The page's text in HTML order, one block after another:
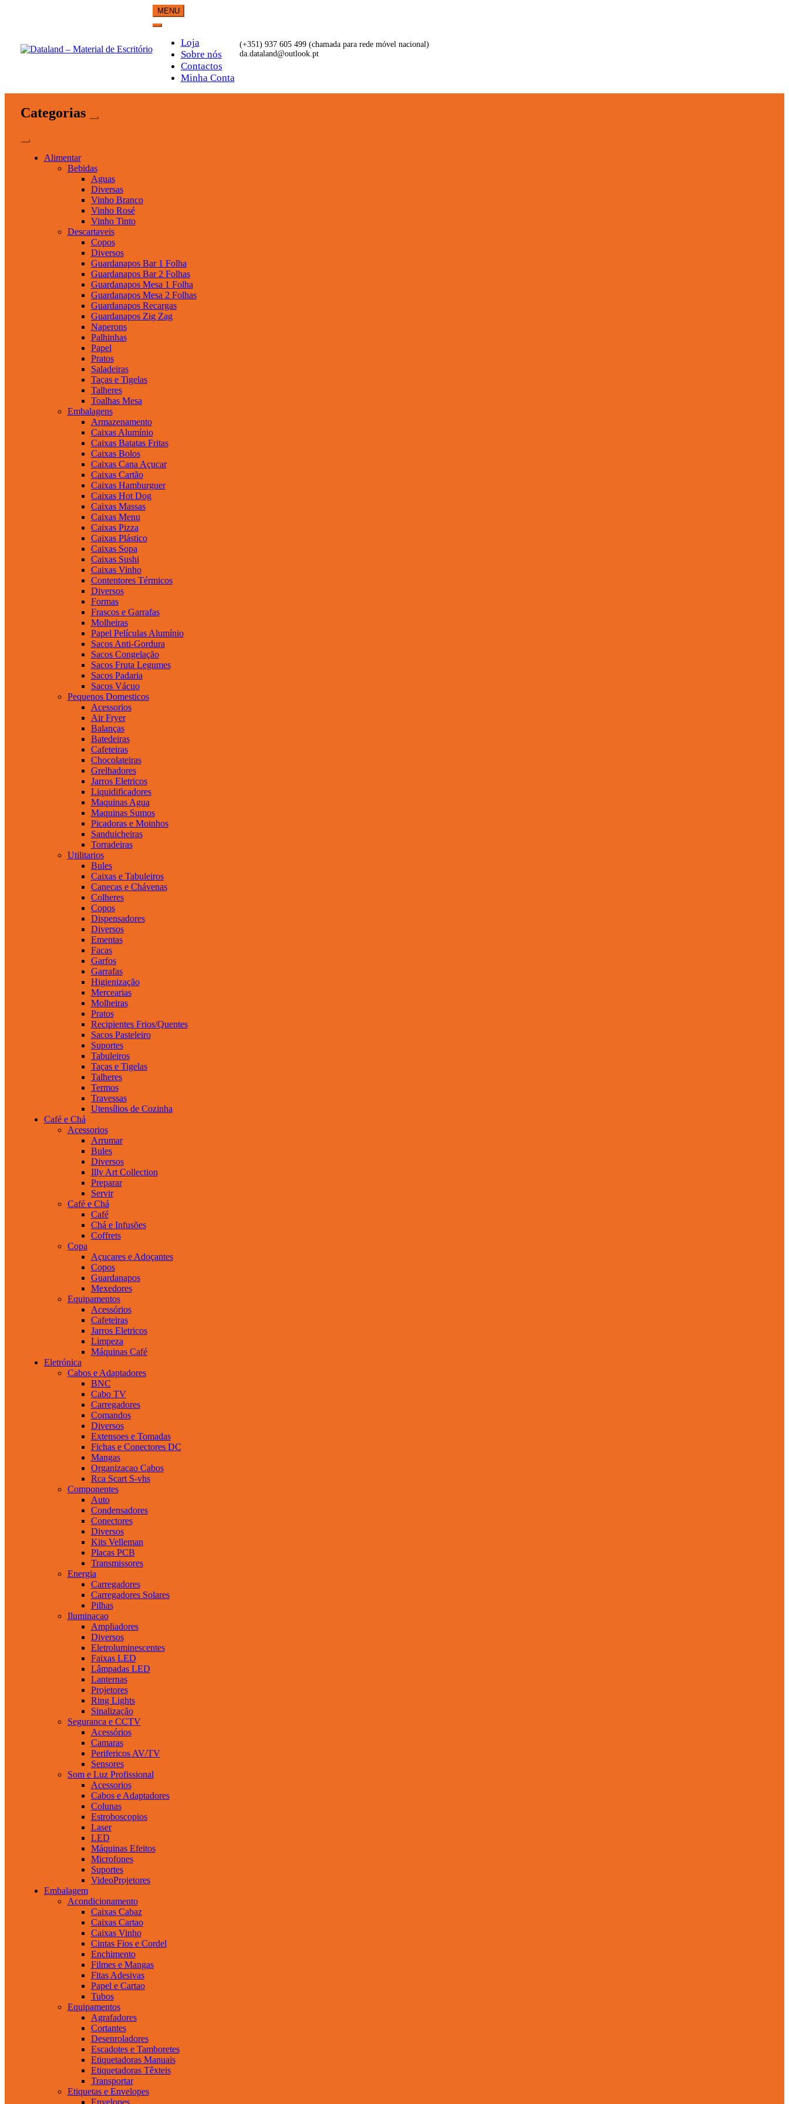
Dataland – Material de Escritório
MENU
Loja
Sobre nós
Contactos
Minha Conta
(+351) 937 605 499 (chamada para rede móvel nacional)
da.dataland@outlook.pt
Categorias
Alimentar
Bebidas
Aguas
Diversas
Vinho Branco
Vinho Rosé
Vinho Tinto
Descartaveis
Copos
Diversos
Guardanapos Bar 1 Folha
Guardanapos Bar 2 Folhas
Guardanapos Mesa 1 Folha
Guardanapos Mesa 2 Folhas
Guardanapos Recargas
Guardanapos Zig Zag
Naperons
Palhinhas
Papel
Pratos
Saladeiras
Taças e Tigelas
Talheres
Toalhas Mesa
Embalagens
Armazenamento
Caixas Alumínio
Caixas Batatas Fritas
Caixas Bolos
Caixas Cana Açucar
Caixas Cartão
Caixas Hamburguer
Caixas Hot Dog
Caixas Massas
Caixas Menu
Caixas Pizza
Caixas Plástico
Caixas Sopa
Caixas Sushi
Caixas Vinho
Contentores Térmicos
Diversos
Formas
Frascos e Garrafas
Molheiras
Papel Películas Alumínio
Sacos Anti-Gordura
Sacos Congelação
Sacos Fruta Legumes
Sacos Padaria
Sacos Vácuo
Pequenos Domesticos
Acessorios
Air Fryer
Balanças
Batedeiras
Cafeteiras
Chocolateiras
Grelhadores
Jarros Eletricos
Liquidificadores
Maquinas Agua
Maquinas Sumos
Picadoras e Moinhos
Sanduicheiras
Torradeiras
Utilitarios
Bules
Caixas e Tabuleiros
Canecas e Chávenas
Colheres
Copos
Dispensadores
Diversos
Ementas
Facas
Garfos
Garrafas
Higienização
Mercearias
Molheiras
Pratos
Recipientes Frios/Quentes
Sacos Pasteleiro
Suportes
Tabuleiros
Taças e Tigelas
Talheres
Termos
Travessas
Utensílios de Cozinha
Café e Chá
Acessorios
Arrumar
Bules
Diversos
Illy Art Collection
Preparar
Servir
Café e Chá
Café
Chá e Infusões
Coffrets
Copa
Açucares e Adoçantes
Copos
Guardanapos
Mexedores
Equipamentos
Acessórios
Cafeteiras
Jarros Eletricos
Limpeza
Máquinas Café
Eletrónica
Cabos e Adaptadores
BNC
Cabo TV
Carregadores
Comandos
Diversos
Extensoes e Tomadas
Fichas e Conectores DC
Mangas
Organizacao Cabos
Rca Scart S-vhs
Componentes
Auto
Condensadores
Conectores
Diversos
Kits Velleman
Placas PCB
Transmissores
Energia
Carregadores
Carregadores Solares
Pilhas
Iluminacao
Ampliadores
Diversos
Eletroluminescentes
Faixas LED
Lâmpadas LED
Lanternas
Projetores
Ring Lights
Sinalização
Seguranca e CCTV
Acessórios
Camaras
Perifericos AV/TV
Sensores
Som e Luz Profissional
Acessorios
Cabos e Adaptadores
Colunas
Estroboscopios
Laser
LED
Máquinas Efeitos
Microfones
Suportes
VideoProjetores
Embalagem
Acondicionamento
Caixas Cabaz
Caixas Cartao
Caixas Vinho
Cintas Fios e Cordel
Enchimento
Filmes e Mangas
Fitas Adesivas
Papel e Cartao
Tubos
Equipamentos
Agrafadores
Cortantes
Desenroladores
Escadotes e Tamboretes
Etiquetadoras Manuais
Etiquetadoras Têxteis
Transportar
Etiquetas e Envelopes
Envelopes